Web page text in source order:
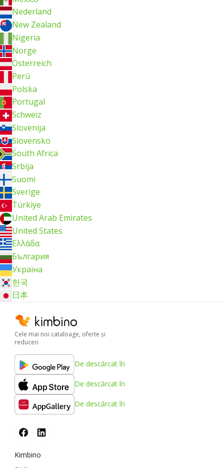
Nederland
New Zealand
Nigeria
Norge
Österreich
Perú
Polska
Portugal
Schweiz
Slovenija
Slovensko
South Africa
Srbija
Suomi
Sverige
Türkiye
United Arab Emirates
United States
Ελλάδα
България
Україна
한국
日本
Cele mai noi cataloage, oferte şi
reduceri
De descărcat în
De descărcat în
De descărcat în
Kimbino